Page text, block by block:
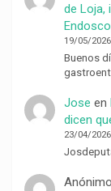
de Loja,
19/05/2026
Buenos
Jose en
dicen
23/04/2026
Anónimo